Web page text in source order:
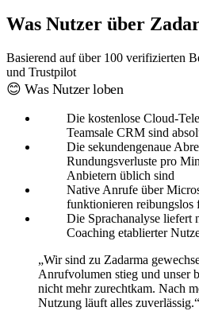
Was Nutzer über
Basierend auf über 100 verifizierten
und Trustpilot
😊 Was Nutzer loben
Die kostenlose Cloud-
Teamsale CRM sind
Die sekundengenaue
Rundungsverluste pro
Anbietern üblich sind
Native Anrufe über
funktionieren reibungslos
Die Sprachanalyse liefert
Coaching etablierter
„Wir sind zu Zadarma
Anrufvolumen stieg und unser
nicht mehr zurechtkam. Nach
Nutzung läuft alles zuverlässig.“